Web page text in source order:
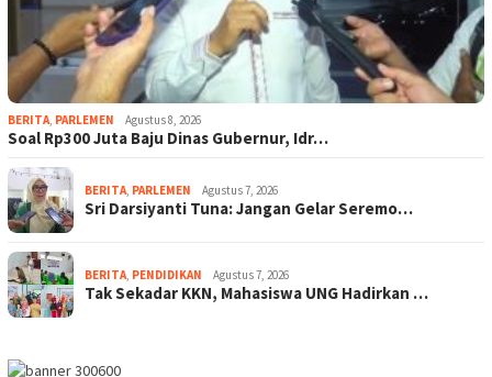
BERITA, PARLEMEN Agustus 8, 2026
Soal Rp300 Juta Baju Dinas Gubernur, Idr…
BERITA, PARLEMEN Agustus 7, 2026
Sri Darsiyanti Tuna: Jangan Gelar Seremo…
BERITA, PENDIDIKAN Agustus 7, 2026
Tak Sekadar KKN, Mahasiswa UNG Hadirkan …